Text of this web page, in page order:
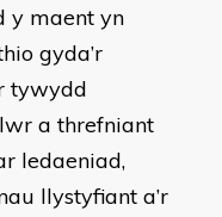
y maent yn
gyda’r
tywydd
a threfniant
ledaeniad,
llystyfiant a’r